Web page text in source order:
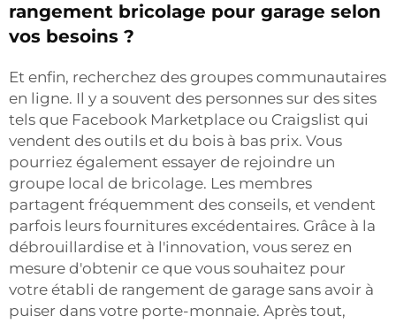
rangement bricolage pour garage selon
vos besoins ?
Et enfin, recherchez des groupes communautaires
en ligne. Il y a souvent des personnes sur des sites
tels que Facebook Marketplace ou Craigslist qui
vendent des outils et du bois à bas prix. Vous
pourriez également essayer de rejoindre un
groupe local de bricolage. Les membres
partagent fréquemment des conseils, et vendent
parfois leurs fournitures excédentaires. Grâce à la
débrouillardise et à l'innovation, vous serez en
mesure d'obtenir ce que vous souhaitez pour
votre établi de rangement de garage sans avoir à
puiser dans votre porte-monnaie. Après tout,